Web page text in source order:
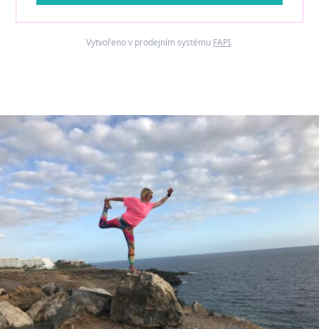
Vytvořeno v prodejním systému FAPI.